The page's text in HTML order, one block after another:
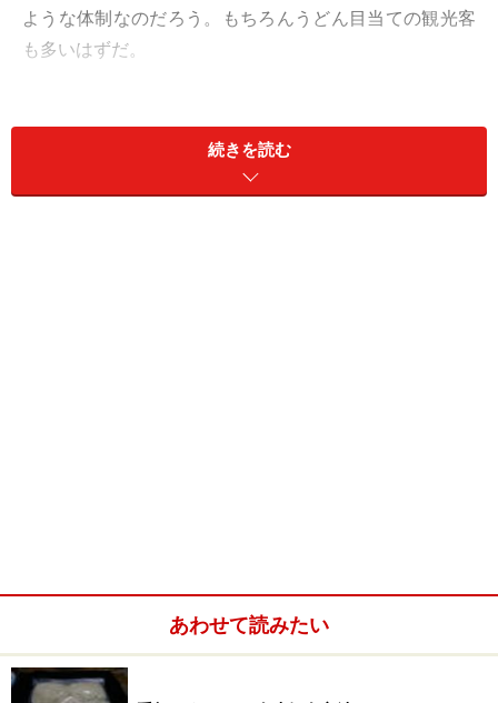
ような体制なのだろう。もちろんうどん目当ての観光客
も多いはずだ。
『三楽御膳２色汁』\1,600
うどんは３種の小麦粉をブレンドするそうだ。国内産も
含まれるという。うどんは半透明できらきら輝く伸びの
ある喉越しのよいもの。当然茹で立てである。腰も強く
続きを読む
あわせて読みたい